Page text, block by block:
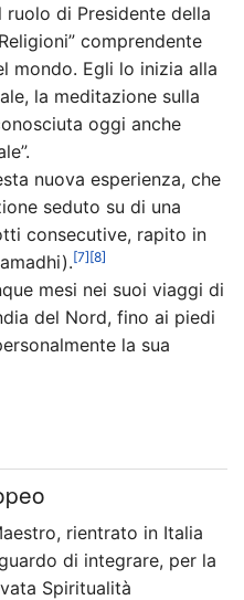
di Presidente della
comprendente
mondo. Egli lo inizia alla
la meditazione sulla
oggi anche
nuova esperienza, che
seduto su di una
consecutive, rapito in
[7][8]
mesi nei suoi viaggi di
del Nord, fino ai piedi
la sua
rientrato in Italia
di integrare, per la
Spiritualità